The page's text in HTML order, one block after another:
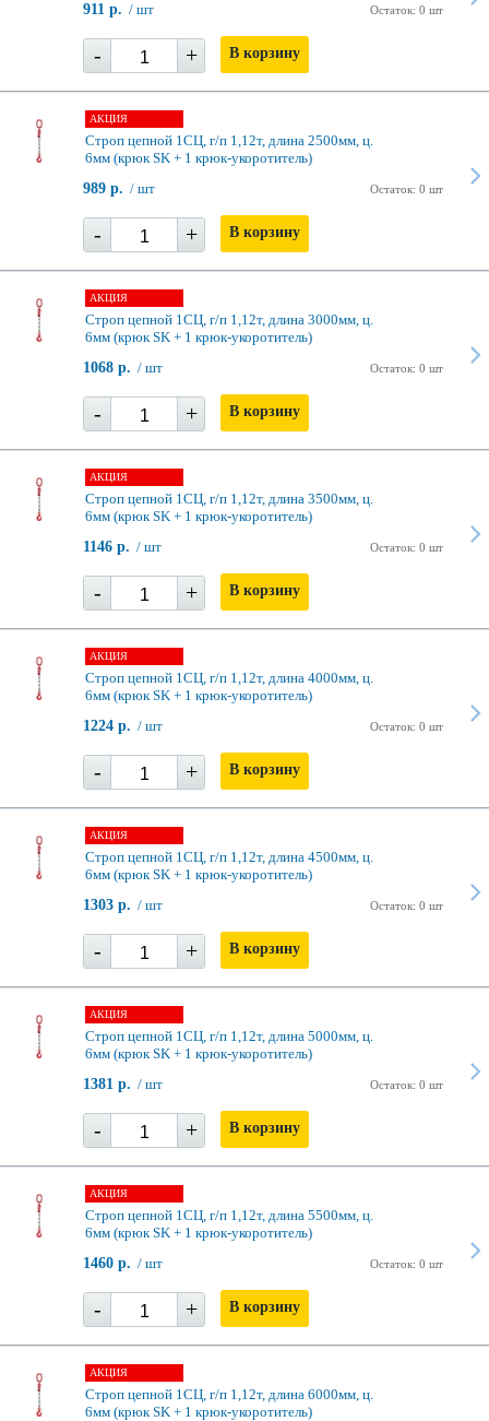
Остаток: 0 шт
911 р. / шт
- + В корзину
АКЦИЯ
Строп цепной 1СЦ, г/п 1,12т, длина 2500мм, ц.
6мм (крюк SK + 1 крюк-укоротитель)
Остаток: 0 шт
989 р. / шт
- + В корзину
АКЦИЯ
Строп цепной 1СЦ, г/п 1,12т, длина 3000мм, ц.
6мм (крюк SK + 1 крюк-укоротитель)
Остаток: 0 шт
1068 р. / шт
- + В корзину
АКЦИЯ
Строп цепной 1СЦ, г/п 1,12т, длина 3500мм, ц.
6мм (крюк SK + 1 крюк-укоротитель)
Остаток: 0 шт
1146 р. / шт
- + В корзину
АКЦИЯ
Строп цепной 1СЦ, г/п 1,12т, длина 4000мм, ц.
6мм (крюк SK + 1 крюк-укоротитель)
Остаток: 0 шт
1224 р. / шт
- + В корзину
АКЦИЯ
Строп цепной 1СЦ, г/п 1,12т, длина 4500мм, ц.
6мм (крюк SK + 1 крюк-укоротитель)
Остаток: 0 шт
1303 р. / шт
- + В корзину
АКЦИЯ
Строп цепной 1СЦ, г/п 1,12т, длина 5000мм, ц.
6мм (крюк SK + 1 крюк-укоротитель)
Остаток: 0 шт
1381 р. / шт
- + В корзину
АКЦИЯ
Строп цепной 1СЦ, г/п 1,12т, длина 5500мм, ц.
6мм (крюк SK + 1 крюк-укоротитель)
Остаток: 0 шт
1460 р. / шт
- + В корзину
АКЦИЯ
Строп цепной 1СЦ, г/п 1,12т, длина 6000мм, ц.
6мм (крюк SK + 1 крюк-укоротитель)